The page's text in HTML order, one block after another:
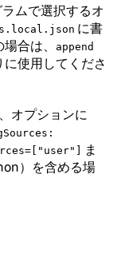
ムで選択するオ
に書
合は、
append
使用してくださ
オプションに
ま
）を含める場